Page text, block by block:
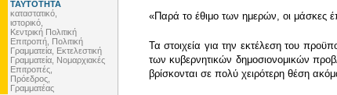
ΤΑΥΤΟΤΗΤΑ
καταστατικό,
ιστορικό,
Κεντρική Πολιτική
Επιτροπή, Πολιτική
Γραμματεία, Εκτελεστική
Γραμματεία, Νομαρχιακές
Επιτροπές,
Πρόεδρος,
Γραμματέας
«Παρά το έθιμο των ημερών, οι μάσκες
Τα στοιχεία για την εκτέλεση του
των κυβερνητικών δημοσιονομικών
βρίσκονται σε πολύ χειρότερη θέση